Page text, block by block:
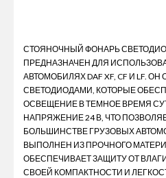
СТОЯНОЧНЫЙ ФОНАРЬ
ПРЕДНАЗНАЧЕН ДЛЯ
АВТОМОБИЛЯХ DAF XF, CF И LF.
СВЕТОДИОДАМИ, КОТОРЫЕ
ОСВЕЩЕНИЕ В ТЕМНОЕ ВРЕМЯ
НАПРЯЖЕНИЕ 24 В, ЧТО
БОЛЬШИНСТВЕ ГРУЗОВЫХ
ВЫПОЛНЕН ИЗ ПРОЧНОГО
ОБЕСПЕЧИВАЕТ ЗАЩИТУ ОТ
СВОЕЙ КОМПАКТНОСТИ И